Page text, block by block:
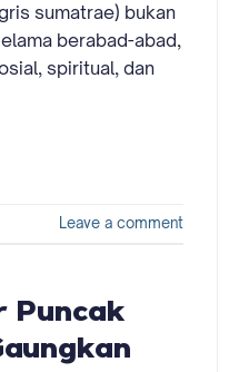
sumatrae) bukan
berabad-abad,
spiritual, dan
Leave a comment
Puncak